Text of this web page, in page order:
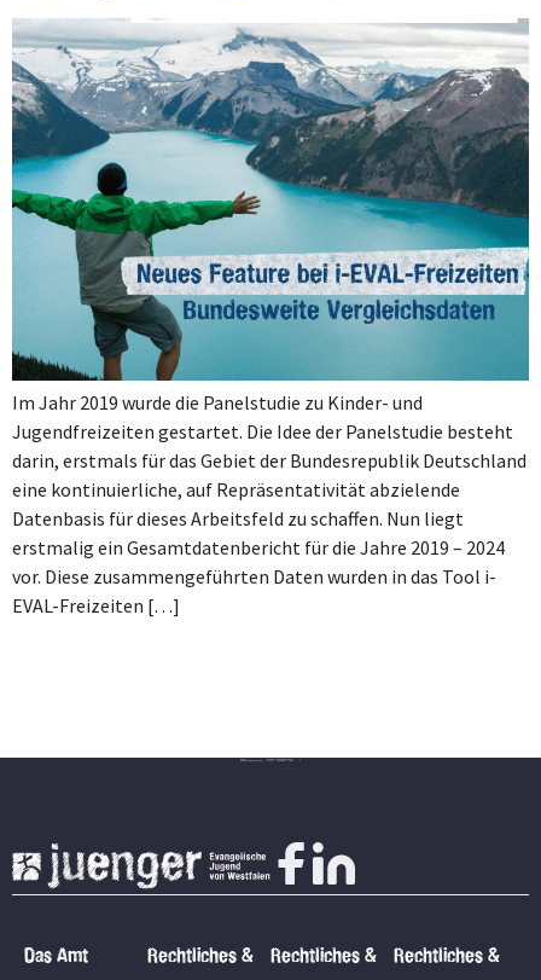
Im Jahr 2019 wurde die Panelstudie zu Kinder- und
Jugendfreizeiten gestartet. Die Idee der Panelstudie besteht
darin, erstmals für das Gebiet der Bundesrepublik Deutschland
eine kontinuierliche, auf Repräsentativität abzielende
Datenbasis für dieses Arbeitsfeld zu schaffen. Nun liegt
erstmalig ein Gesamtdatenbericht für die Jahre 2019 – 2024
vor. Diese zusammengeführten Daten wurden in das Tool i-
EVAL-Freizeiten […]
Das Amt
Rechtliches &
Rechtliches &
Rechtliches &